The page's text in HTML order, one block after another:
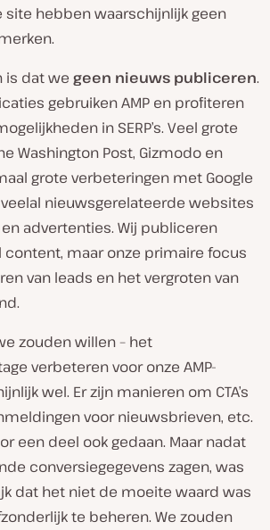
hebben waarschijnlijk geen
is dat we geen nieuws publiceren.
gebruiken AMP en profiteren
in SERP’s. Veel grote
Washington Post, Gizmodo en
grote verbeteringen met Google
veelal nieuwsgerelateerde websites
advertenties. Wij publiceren
content, maar onze primaire focus
van leads en het vergroten van
zouden willen – het
verbeteren voor onze AMP-
wel. Er zijn manieren om CTA’s
voor nieuwsbrieven, etc.
een deel ook gedaan. Maar nadat
conversiegegevens zagen, was
dat het niet de moeite waard was
te beheren. We zouden